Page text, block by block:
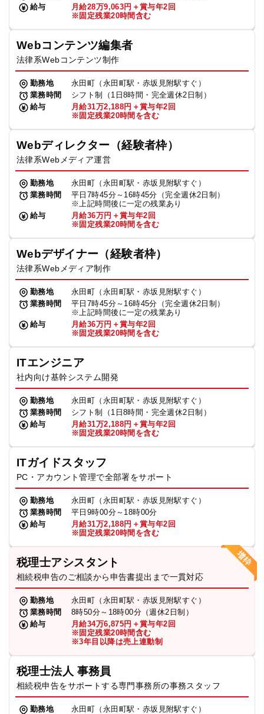
給与
月給28万9,063円＋賞与年2回
※固定残業20時間含む
Webコンテンツ編集者
法律系Webコンテンツ制作
勤務地
永田町（永田町駅・赤坂見附駅すぐ）
業務時間
シフト制（1日8時間・完全週休2日制）
給与
月給31万2,188円＋賞与年2回
※固定残業20時間を含む
Webディレクター（経験者枠）
法律系Webメディア運営
勤務地
永田町（永田町駅・赤坂見附駅すぐ）
業務時間
平日7時45分～16時45分（完全週休2日制）
※上記時間後に一定の残業あり
給与
月給36万円＋賞与年2回
※固定残業20時間を含む
Webデザイナー（経験者枠）
法律系Webメディア制作
勤務地
永田町（永田町駅・赤坂見附駅すぐ）
業務時間
平日7時45分～16時45分（完全週休2日制）
※上記時間後に一定の残業あり
給与
月給36万円＋賞与年2回
※固定残業20時間を含む
ITエンジニア
社内向け基幹システム開発
勤務地
永田町（永田町駅・赤坂見附駅すぐ）
業務時間
シフト制（1日8時間・完全週休2日制）
給与
月給31万2,188円＋賞与年2回
※固定残業20時間を含む
ITガイドスタッフ
PC・アカウント管理で全部署をサポート
勤務地
永田町（永田町駅・赤坂見附駅すぐ）
業務時間
平日9時00分～18時00分
給与
月給31万2,188円＋賞与年2回
※固定残業20時間を含む
税理士アシスタント
相続税申告のご相談から申告書提出まで一貫対応
勤務地
永田町（永田町駅・赤坂見附駅すぐ）
業務時間
8時50分～18時00分（週休2日制）
給与
月給34万6,875円＋賞与年2回
※固定残業20時間含む
※3年目以降は売上連動制
税理士法人 事務員
相続税申告をサポートする専門事務所の事務スタッフ
勤務地
永田町（永田町駅・赤坂見附駅すぐ）